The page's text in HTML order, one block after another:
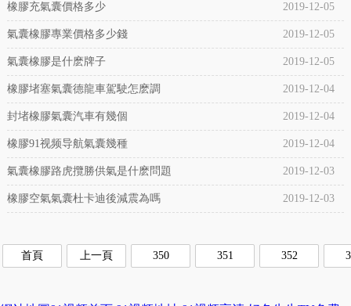
橡膠充氣囊價格多少 2019-12-05
氣囊橡膠專業價格多少錢 2019-12-05
氣囊橡膠是什麽牌子 2019-12-05
橡膠堵塞氣囊德龍車駕駛怎麽調 2019-12-04
封堵橡膠氣囊汽車有幾個 2019-12-04
橡膠91视频导航氣囊幾種 2019-12-04
氣囊橡膠路虎攬勝供氣是什麽問題 2019-12-03
橡膠空氣氣囊杜卡迪後減震為嗎 2019-12-03
首頁 上一頁 350 351 352